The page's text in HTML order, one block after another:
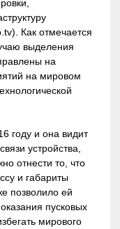
Как отмечается
выделения
на
на мировом
году и она видит
устройства,
отнести то, что
и габариты
позволило ей
пусковых
мирового